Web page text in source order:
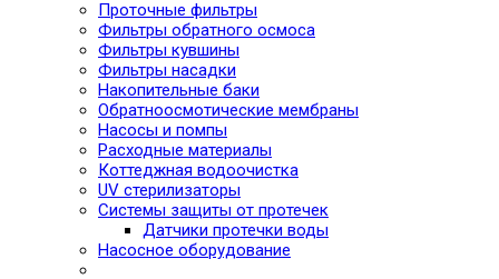
Проточные фильтры
Фильтры обратного осмоса
Фильтры кувшины
Фильтры насадки
Накопительные баки
Обратноосмотические мембраны
Насосы и помпы
Расходные материалы
Коттеджная водоочистка
UV стерилизаторы
Системы защиты от протечек
Датчики протечки воды
Насосное оборудование